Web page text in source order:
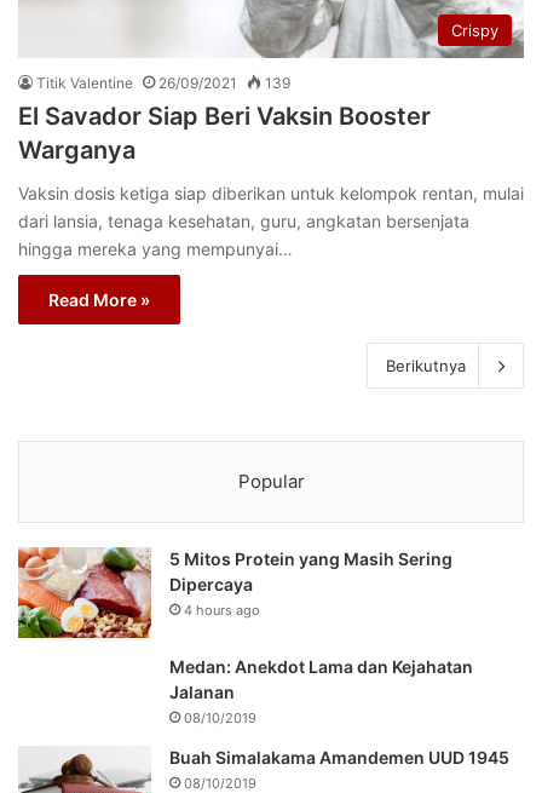
Crispy
Titik Valentine 26/09/2021 139
El Savador Siap Beri Vaksin Booster
Warganya
Vaksin dosis ketiga siap diberikan untuk kelompok rentan, mulai
dari lansia, tenaga kesehatan, guru, angkatan bersenjata
hingga mereka yang mempunyai…
Read More »
Berikutnya
Popular
5 Mitos Protein yang Masih Sering
Dipercaya
4 hours ago
Medan: Anekdot Lama dan Kejahatan
Jalanan
08/10/2019
Buah Simalakama Amandemen UUD 1945
08/10/2019